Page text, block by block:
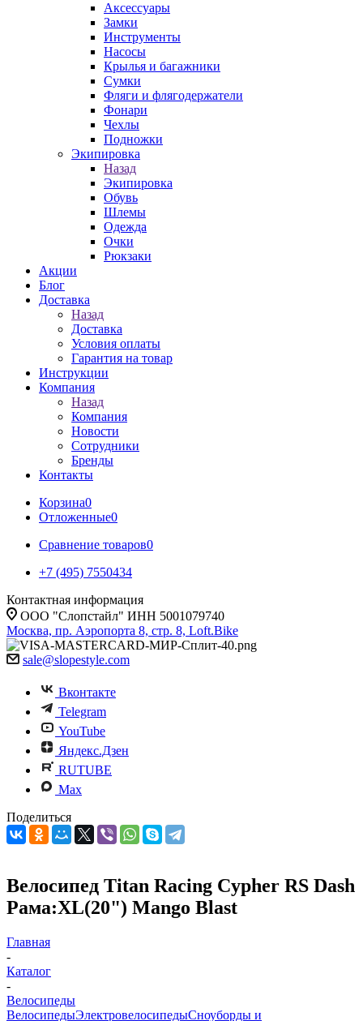
Аксессуары
Замки
Инструменты
Насосы
Крылья и багажники
Сумки
Фляги и флягодержатели
Фонари
Чехлы
Подножки
Экипировка
Назад
Экипировка
Обувь
Шлемы
Одежда
Очки
Рюкзаки
Акции
Блог
Доставка
Назад
Доставка
Условия оплаты
Гарантия на товар
Инструкции
Компания
Назад
Компания
Новости
Сотрудники
Бренды
Контакты
Корзина0
Отложенные0
Сравнение товаров0
+7 (495) 7550434
Контактная информация
ООО "Слопстайл" ИНН 5001079740
Москва, пр. Аэропорта 8, стр. 8, Loft.Bike
sale@slopestyle.com
Вконтакте
Telegram
YouTube
Яндекс.Дзен
RUTUBE
Max
Поделиться
Велосипед Titan Racing Cypher RS Dash
Рама:XL(20") Mango Blast
Главная
-
Каталог
-
Велосипеды
ВелосипедыЭлектровелосипедыCноуборды и